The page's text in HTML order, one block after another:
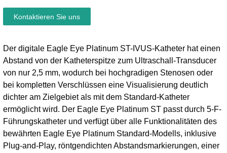
Der digitale Eagle Eye Platinum ST-IVUS-Katheter hat einen
Abstand von der Katheterspitze zum Ultraschall-Transducer
von nur 2,5 mm, wodurch bei hochgradigen Stenosen oder
bei kompletten Verschlüssen eine Visualisierung deutlich
dichter am Zielgebiet als mit dem Standard-Katheter
ermöglicht wird. Der Eagle Eye Platinum ST passt durch 5-F-
Führungskatheter und verfügt über alle Funktionalitäten des
bewährten Eagle Eye Platinum Standard-Modells, inklusive
Plug-and-Play, röntgendichten Abstandsmarkierungen, einer
Kontaktieren Sie uns